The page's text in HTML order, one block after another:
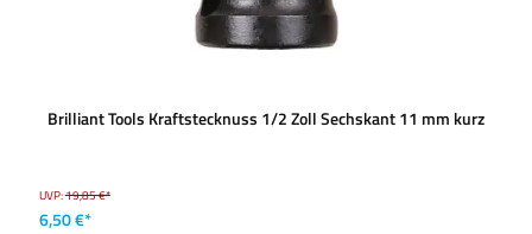
Brilliant Tools Kraftstecknuss 1/2 Zoll Sechskant 11 mm kurz
UVP:19,85 €*
6,50 €*